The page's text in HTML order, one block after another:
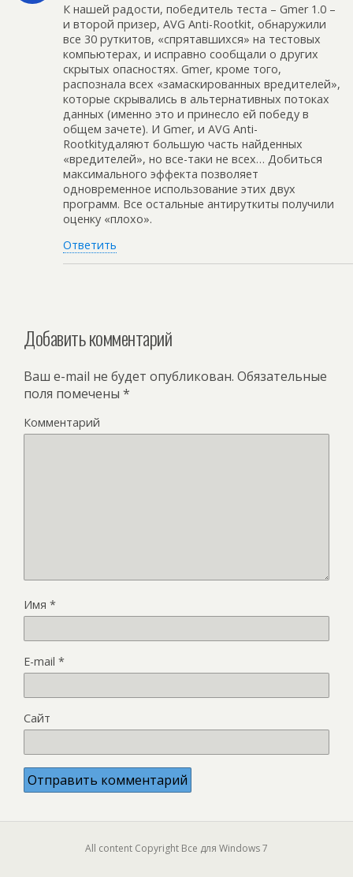
К нашей радости, победитель теста – Gmer 1.0 –
и второй призер, AVG Anti-Rootkit, обнаружили
все 30 руткитов, «спрятавшихся» на тестовых
компьютерах, и исправно сообщали о других
скрытых опасностях. Gmer, кроме того,
распознала всех «замаскированных вредителей»,
которые скрывались в альтернативных потоках
данных (именно это и принесло ей победу в
общем зачете). И Gmer, и AVG Anti-
Rootkitудаляют большую часть найденных
«вредителей», но все-таки не всех… Добиться
максимального эффекта позволяет
одновременное использование этих двух
программ. Все остальные антируткиты получили
оценку «плохо».
Ответить
Добавить комментарий
Ваш e-mail не будет опубликован. Обязательные
поля помечены *
Комментарий
Имя *
E-mail *
Сайт
All content Copyright Все для Windows 7